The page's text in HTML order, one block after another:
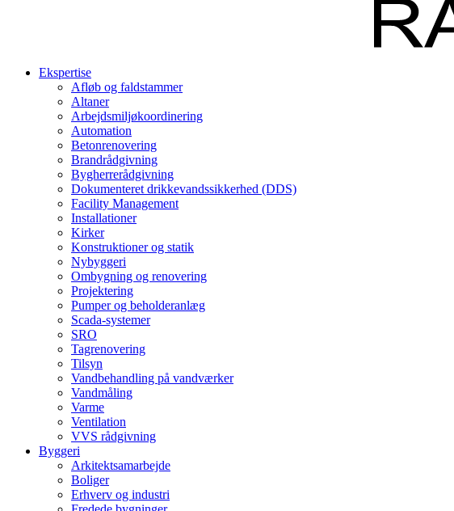
Ekspertise
Afløb og faldstammer
Altaner
Arbejdsmiljøkoordinering
Automation
Betonrenovering
Brandrådgivning
Bygherrerådgivning
Dokumenteret drikkevandssikkerhed (DDS)
Facility Management
Installationer
Kirker
Konstruktioner og statik
Nybyggeri
Ombygning og renovering
Projektering
Pumper og beholderanlæg
Scada-systemer
SRO
Tagrenovering
Tilsyn
Vandbehandling på vandværker
Vandmåling
Varme
Ventilation
VVS rådgivning
Byggeri
Arkitektsamarbejde
Boliger
Erhverv og industri